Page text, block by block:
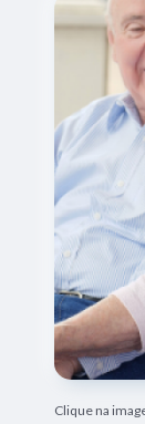
Clique na